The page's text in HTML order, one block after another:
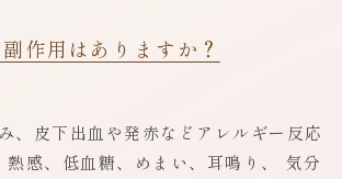
作用はありますか？
、皮下出血や発赤などアレルギー反応
熱感、低血糖、めまい、耳鳴り、 気分